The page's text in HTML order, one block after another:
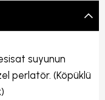
suyunun
perlatör. (Köpüklü